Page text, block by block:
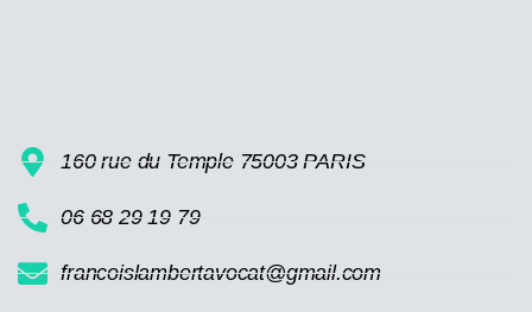
160 rue du Temple 75003 PARIS
06 68 29 19 79
francoislambertavocat@gmail.com